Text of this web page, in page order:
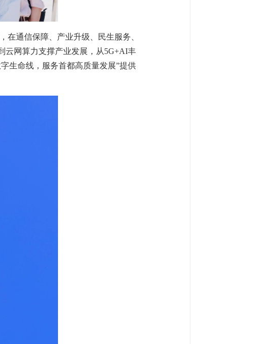
在通信保障、产业升级、民生服务、
云网算力支撑产业发展，从5G+AI丰
生命线，服务首都高质量发展”提供